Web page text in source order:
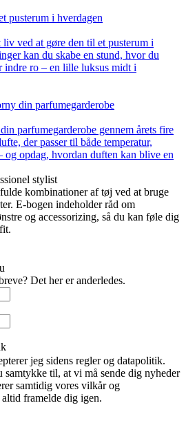
pusterum i hverdagen
ved at gøre den til et pusterum i
kan du skabe en stund, hvor du
indre ro – en lille luksus midt i
din parfumegarderobe
parfumegarderobe gennem årets fire
der passer til både temperatur,
og opdag, hvordan duften kan blive en
stylist
kombinationer af tøj ved at bruge
E-bogen indeholder råd om
og accessorizing, så du kan føle dig
Det her er anderledes.
jeg sidens regler og datapolitik.
til, at vi må sende dig nyheder
samtidig vores vilkår og
framelde dig igen.